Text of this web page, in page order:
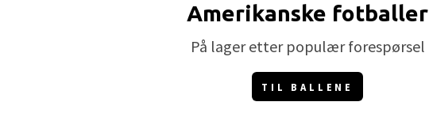
Amerikanske fotballer
På lager etter populær forespørsel
TIL BALLENE